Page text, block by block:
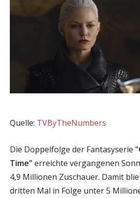
Quelle: TVByTheNumbers
Die Doppelfolge der Fantasyserie
Time" erreichte vergangenen
4,9 Millionen Zuschauer. Damit
dritten Mal in Folge unter 5